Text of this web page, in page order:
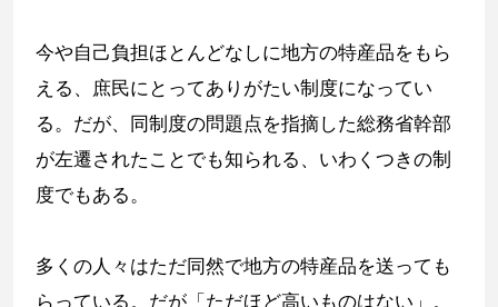
今や自己負担ほとんどなしに地方の特産品をもら
える、庶民にとってありがたい制度になってい
る。だが、同制度の問題点を指摘した総務省幹部
が左遷されたことでも知られる、いわくつきの制
度でもある。
多くの人々はただ同然で地方の特産品を送っても
らっている。だが「ただほど高いものはない」。